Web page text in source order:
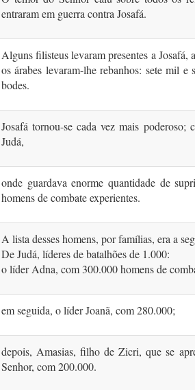
entraram em guerra contra Josafá.
Alguns filisteus levaram presentes a
os árabes levaram-lhe reba­nhos: sete mil e
bodes.
Josafá tornou-se cada vez mais poderoso;
Judá,
onde guardava enorme quantidade de
homens de combate experientes.
A lista desses homens, por famílias, era a
De Judá, líderes de batalhões de 1.000:
o líder Adna, com 300.000 homens de
em seguida, o líder Joanã, com 280.000;
depois, Amasias, filho de Zicri, que se
Senhor, com 200.000.